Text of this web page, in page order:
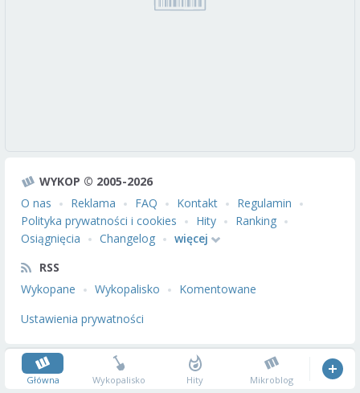
WYKOP © 2005-2026
O nas
Reklama FAQ Kontakt
Regulamin
Polityka prywatności i cookies
Hity
Ranking
Osiągnięcia
Changelog
więcej
RSS
Wykopane
Wykopalisko
Komentowane
Ustawienia prywatności
Główna Wykopalisko Hity Mikroblog